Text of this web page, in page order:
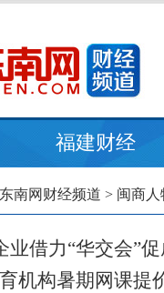
福建财经
东南网财经频道 > 闽商人
业借力“华交会”
机构暑期网课提